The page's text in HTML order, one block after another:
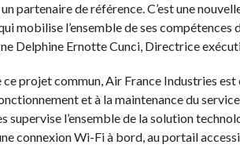
partenaire de référence. C’est une
mobilise l’ensemble de ses compétences
Delphine Ernotte Cunci, Directrice
ce projet commun, Air France Industries
et à la maintenance du
supervise l’ensemble de la solution
connexion Wi-Fi à bord, au portail